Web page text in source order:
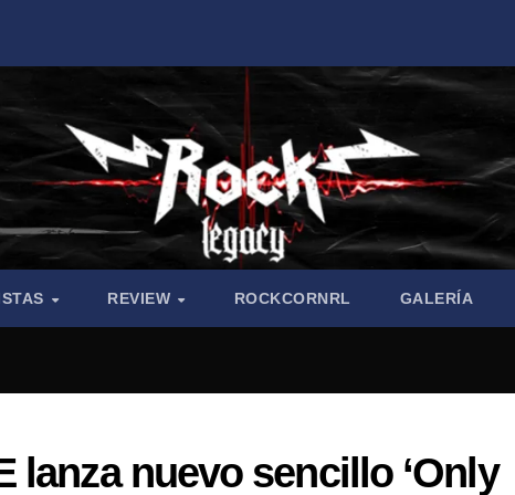
REVIEW ROCKCORNRL GALERÍA
lanza nuevo sencillo ‘Only